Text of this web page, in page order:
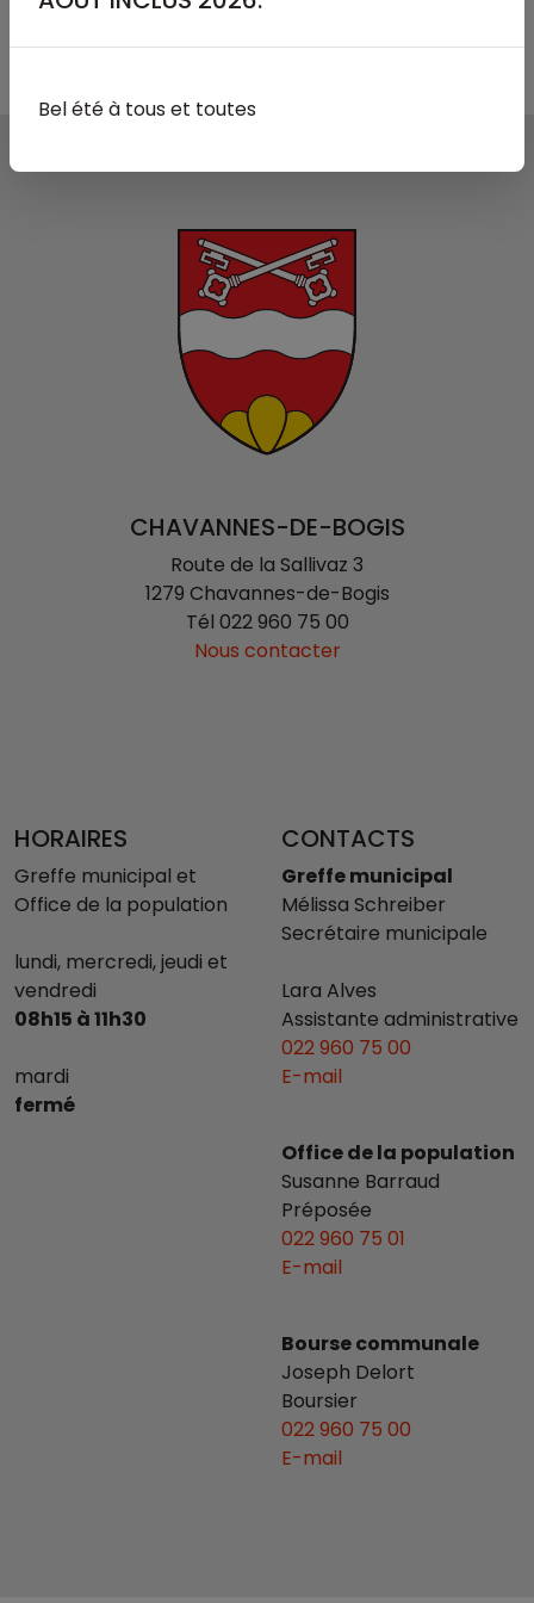
CHAVANNES-DE-BOGIS
Route de la Sallivaz 3
1279 Chavannes-de-Bogis
Tél 022 960 75 00
Nous contacter
HORAIRES
Greffe municipal et
Office de la population
lundi, mercredi, jeudi et
vendredi
08h15 à 11h30
mardi
fermé
CONTACTS
Greffe municipal
Mélissa Schreiber
Secrétaire municipale
Lara Alves
Assistante administrative
022 960 75 00
E-mail
Office de la population
Susanne Barraud
Préposée
022 960 75 01
E-mail
Bourse communale
Joseph Delort
Boursier
022 960 75 00
E-mail
Bel été à tous et toutes